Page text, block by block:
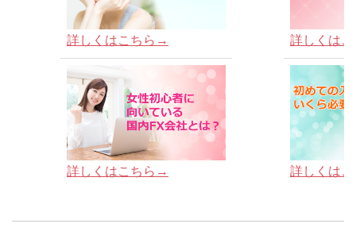
詳しくはこちら→
詳しくはこちら→
詳しくは
詳しくは